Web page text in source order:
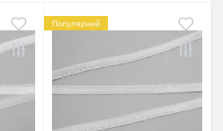
Популярний